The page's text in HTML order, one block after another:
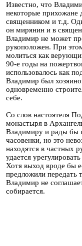
Известно, что
некоторые прихожане
священником и т.д.
он мирянин и в
Владимир не может
рукоположен. При
молиться как
90-е годы на
использовалось как
Владимир был
одновременно
себе.
Со слов настоятеля
монастыря в
Владимиру и рады бы
часовенки, но это
находятся в частных
удается
Хотя выход вроде бы
предложили передать
Владимир не
собирается.